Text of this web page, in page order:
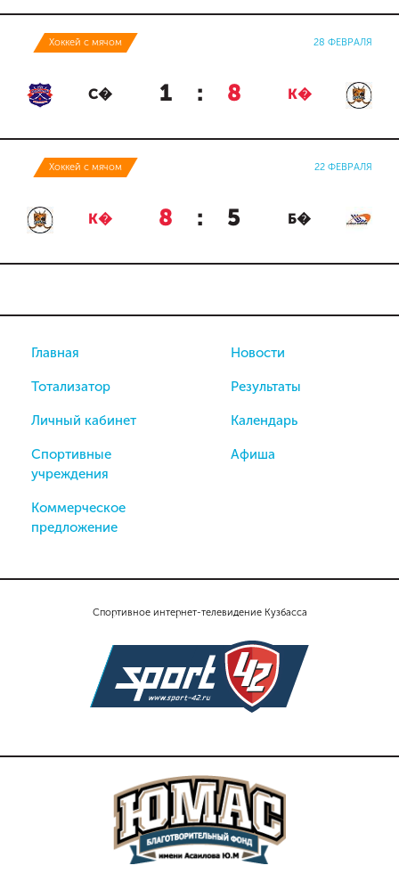
Хоккей с мячом 28 ФЕВРАЛЯ
С� 1 : 8 К�
Хоккей с мячом 22 ФЕВРАЛЯ
К� 8 : 5 Б�
Спортивное интернет-телевидение Кузбасса
Главная
Тотализатор
Личный кабинет
Спортивные
учреждения
Коммерческое
предложение
Новости
Результаты
Календарь
Афиша